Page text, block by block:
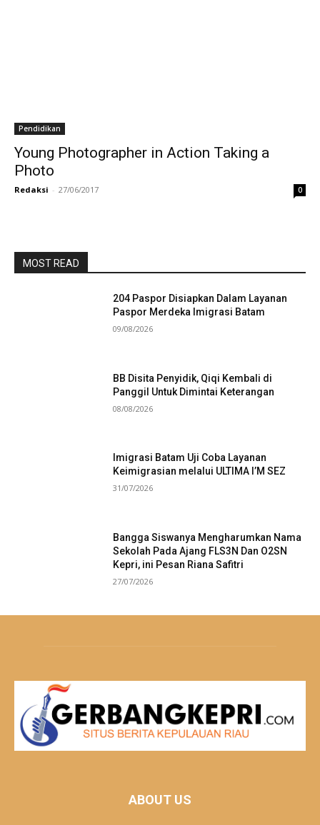
Pendidikan
Young Photographer in Action Taking a
Photo
Redaksi - 27/06/2017 0
MOST READ
204 Paspor Disiapkan Dalam Layanan
Paspor Merdeka Imigrasi Batam
09/08/2026
BB Disita Penyidik, Qiqi Kembali di
Panggil Untuk Dimintai Keterangan
08/08/2026
Imigrasi Batam Uji Coba Layanan
Keimigrasian melalui ULTIMA I’M SEZ
31/07/2026
Bangga Siswanya Mengharumkan Nama
Sekolah Pada Ajang FLS3N Dan O2SN
Kepri, ini Pesan Riana Safitri
27/07/2026
ABOUT US